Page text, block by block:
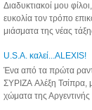
Διαδυκτιακοί μου
ευκολία τον τρόπο
μιάσματα της νέας
U.S.A. καλεί...ALEXIS!
Ένα από τα πρώτα
ΣΥΡΙΖΑ Αλέξη Τσίπρα,
χώματα της Αργεντινής